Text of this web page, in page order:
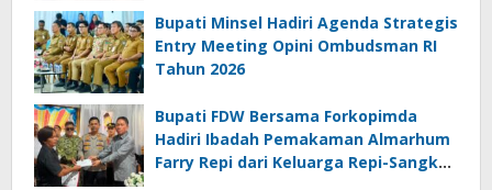
Bupati Minsel Hadiri Agenda Strategis
Entry Meeting Opini Ombudsman RI
Tahun 2026
Bupati FDW Bersama Forkopimda
Hadiri Ibadah Pemakaman Almarhum
Farry Repi dari Keluarga Repi-Sangkoy